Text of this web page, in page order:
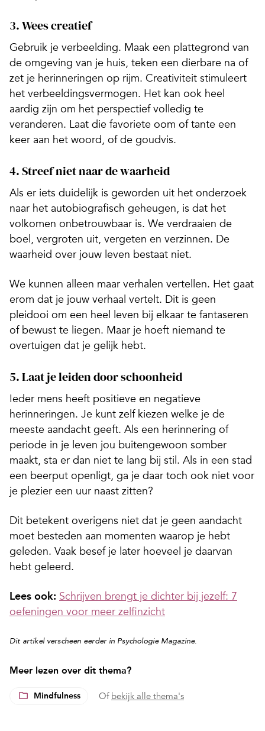
3. Wees creatief
Gebruik je verbeelding. Maak een plattegrond van
de omgeving van je huis, teken een dierbare na of
zet je herinneringen op rijm. Creativiteit stimuleert
het verbeeldings­vermogen. Het kan ook heel
aardig zijn om het perspectief volledig te
veranderen. Laat die favoriete oom of tante een
keer aan het woord, of de goudvis.
4. Streef niet naar de waarheid
Als er iets duidelijk is geworden uit het onderzoek
naar het autobiografisch geheugen, is dat het
volkomen onbetrouwbaar is. We verdraaien de
boel, vergroten uit, vergeten en verzinnen. De
waarheid over jouw leven bestaat niet.
We kunnen alleen maar verhalen vertellen. Het gaat
erom dat je jouw verhaal vertelt. Dit is geen
pleidooi om een heel leven bij elkaar te fantaseren
of bewust te liegen. Maar je hoeft niemand te
overtuigen dat je gelijk hebt.
5. Laat je leiden door schoonheid
Ieder mens heeft positieve en negatieve
herinneringen. Je kunt zelf kiezen welke je de
meeste aandacht geeft. Als een herinnering of
periode in je leven jou buitengewoon somber
maakt, sta er dan niet te lang bij stil. Als in een stad
een beerput openligt, ga je daar toch ook niet voor
je plezier een uur naast zitten?
Dit betekent overigens niet dat je geen aandacht
moet besteden aan momenten waarop je hebt
geleden. Vaak besef je later hoeveel je daarvan
hebt geleerd.
Lees ook: Schrijven brengt je dichter bij jezelf: 7
oefeningen voor meer zelfinzicht
Dit artikel verscheen eerder in Psychologie Magazine.
Meer lezen over dit thema?
Mindfulness Of bekijk alle thema's